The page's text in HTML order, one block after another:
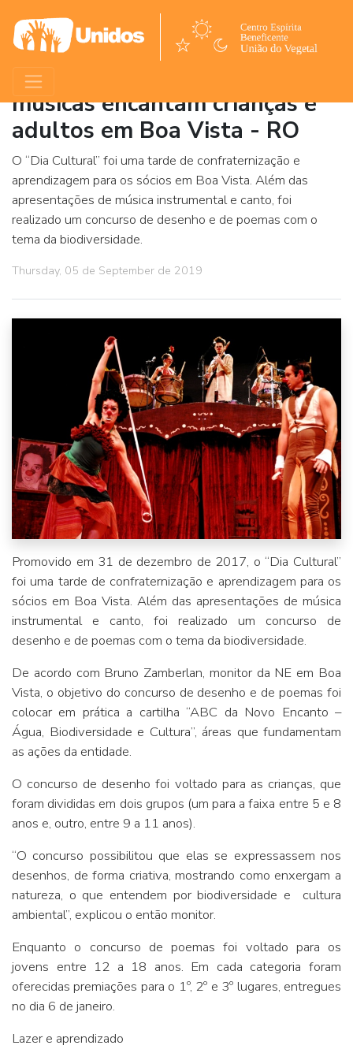
Apresentações teatrais e
músicas encantam crianças e
adultos em Boa Vista - RO
O “Dia Cultural” foi uma tarde de confraternização e
aprendizagem para os sócios em Boa Vista. Além das
apresentações de música instrumental e canto, foi
realizado um concurso de desenho e de poemas com o
tema da biodiversidade.
Thursday, 05 de September de 2019
Promovido em 31 de dezembro de 2017, o “Dia Cultural”
foi uma tarde de confraternização e aprendizagem para os
sócios em Boa Vista. Além das apresentações de música
instrumental e canto, foi realizado um concurso de
desenho e de poemas com o tema da biodiversidade.
De acordo com Bruno Zamberlan, monitor da NE em Boa
Vista, o objetivo do concurso de desenho e de poemas foi
colocar em prática a cartilha “ABC da Novo Encanto –
Água, Biodiversidade e Cultura”, áreas que fundamentam
as ações da entidade.
O concurso de desenho foi voltado para as crianças, que
foram divididas em dois grupos (um para a faixa entre 5 e 8
anos e, outro, entre 9 a 11 anos).
“O concurso possibilitou que elas se expressassem nos
desenhos, de forma criativa, mostrando como enxergam a
natureza, o que entendem por biodiversidade e cultura
ambiental”, explicou o então monitor.
Enquanto o concurso de poemas foi voltado para os
jovens entre 12 a 18 anos. Em cada categoria foram
oferecidas premiações para o 1º, 2º e 3º lugares, entregues
no dia 6 de janeiro.
Lazer e aprendizado